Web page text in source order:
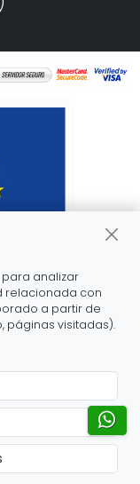
el proyecto
e
Europea en
analizar
relacionada con
a partir de
páginas visitadas).